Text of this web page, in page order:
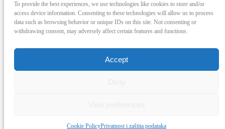
To provide the best experiences, we use technologies like cookies to store and/or
access device information. Consenting to these technologies will allow us to process
data such as browsing behavior or unique IDs on this site. Not consenting or
withdrawing consent, may adversely affect certain features and functions.
Accept
Cookie PolicyPrivatnost i zaštita podataka